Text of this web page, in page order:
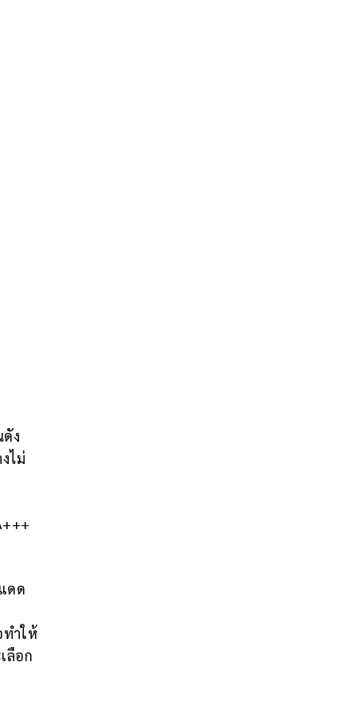
ง
ไม่
ดด
ทำให้
ลือก